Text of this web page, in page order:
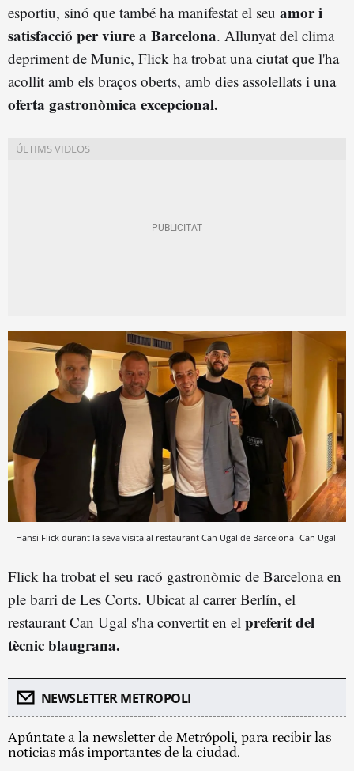
esportiu, sinó que també ha manifestat el seu amor i
satisfacció per viure a Barcelona. Allunyat del clima
depriment de Munic, Flick ha trobat una ciutat que l'ha
acollit amb els braços oberts, amb dies assolellats i una
oferta gastronòmica excepcional.
Hansi Flick durant la seva visita al restaurant Can Ugal de Barcelona Can Ugal
Flick ha trobat el seu racó gastronòmic de Barcelona en
ple barri de Les Corts. Ubicat al carrer Berlín, el
restaurant Can Ugal s'ha convertit en el preferit del
tècnic blaugrana.
NEWSLETTER METROPOLI
Apúntate a la newsletter de Metrópoli, para recibir las
noticias más importantes de la ciudad.